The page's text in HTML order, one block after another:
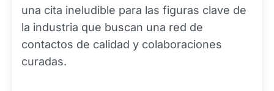
una cita ineludible para las figuras clave de
la industria que buscan una red de
contactos de calidad y colaboraciones
curadas.